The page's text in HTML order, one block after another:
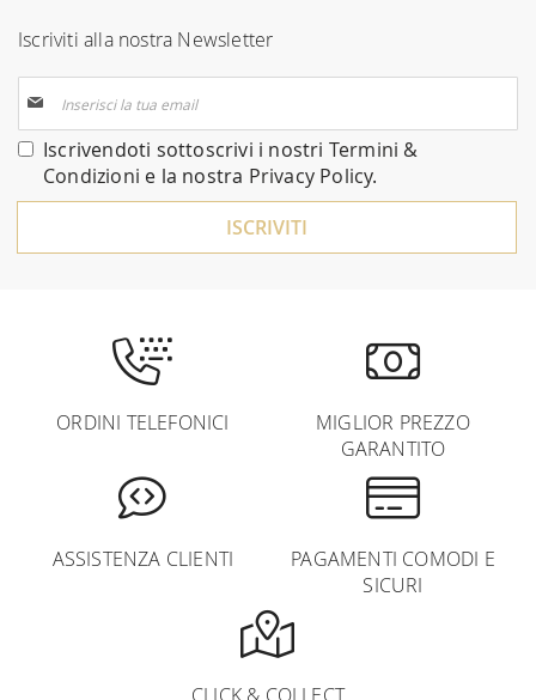
Iscriviti alla nostra Newsletter
alla
nostra
Newsletter:
Iscrivendoti sottoscrivi i nostri Termini &
Condizioni e la nostra Privacy Policy.
ISCRIVITI
ORDINI TELEFONICI
MIGLIOR PREZZO
GARANTITO
ASSISTENZA CLIENTI
PAGAMENTI COMODI E
SICURI